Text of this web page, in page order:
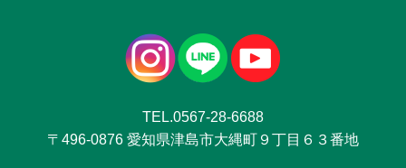
TEL.0567-28-6688
〒496-0876 愛知県津島市大縄町９丁目６３番地